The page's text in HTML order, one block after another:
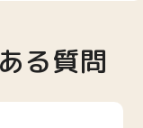
る質問